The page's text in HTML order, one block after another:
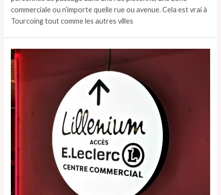
commerciale ou n’importe quelle rue ou avenue. Cela est vrai à
Tourcoing tout comme les autres villes